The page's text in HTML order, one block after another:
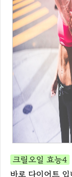
크릴오일 효능4
바로 다이어트